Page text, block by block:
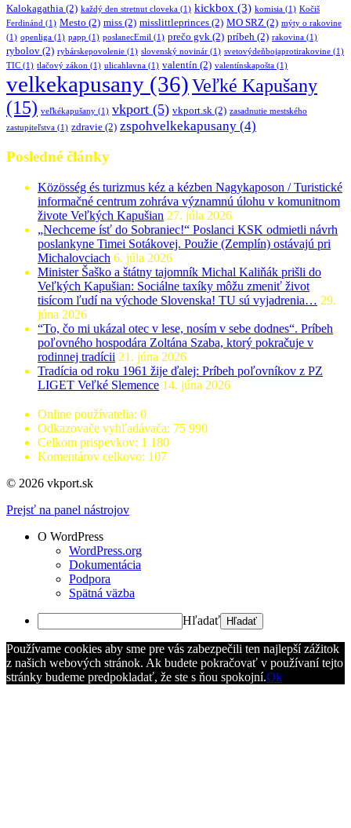
Kalokagathia (2) každý den stretnut cloveka (1) kickbox (3) komisia (1) Kočiš
Ferdinánd (1) Mesto (2) miss (2) misslittleprinces (2) MO SRZ (2) mýty o rakovine
(1) openliga (1) papp (1) poslanecEmil (1) prečo gvk (2) príbeh (2) rakovina (1)
rybolov (2) rybárskepovolenie (1) slovenský novinár (1) svetovýdeňbojaprotirakovine (1)
TIC (1) tlačový zákon (1) ulicahlavna (1) valentín (2) valentínskapošta (1)
velkekapusany (36)Veľké Kapušany
(15) veľkékapušany (1) vkport (5) vkport.sk (2) zasadnutie mestského
zastupiteľstva (1) zdravie (2) zspohvelkekapusany (4)
Posledné články
Közösség és turizmus kéz a kézben Nagykaposon / Turistické
informačné centrum zohráva významnú úlohu v komunitnom
živote Veľkých Kapušian 27. júla 2026
„Nechceme ísť do Sobraniec!“ Poslanci KSK odmietli návrh
poslankyne Timei Sotákovej. Použie (Zemplín) ostávajú pri
Michalovciach 6. júla 2026
Minister Šaško a štátny tajomník Michal Kaliňák prišli do
Veľkých Kapušian: Sociálne taxíky môžu zmeniť život
tisícom ľudí na východe Slovenska! TU sú vyjadrenia… 29.
júna 2026
“To, čo mi ukázal otec v lese, nosím v sebe dodnes“. Príbeh
poľovného hospodára Zoltána Szaba, ktorý pokračuje v
rodinnej tradícii 21. júna 2026
Tradícia od roku 1961 žije ďalej: Príbeh poľovníkov z PZ
LIGET Veľké Slemence 14. júna 2026
Online používatelia: 0
Odkazovače vyhľadávača: 75 990
Celkom prispevkov: 1 180
Komentárov celkovo: 107
© 2026 vkport.sk
Prejsť na panel nástrojov
O WordPress
WordPress.org
Dokumentácia
Podpora
Spätná väzba
Hľadať
Používame cookies aby sme pre vás zabezpečili ten najlepší zážitok
z našich webových stránok. Ak budete pokračovať v používaní tejto
stránky budeme predpokladať, že ste s ňou spokojní.Ok